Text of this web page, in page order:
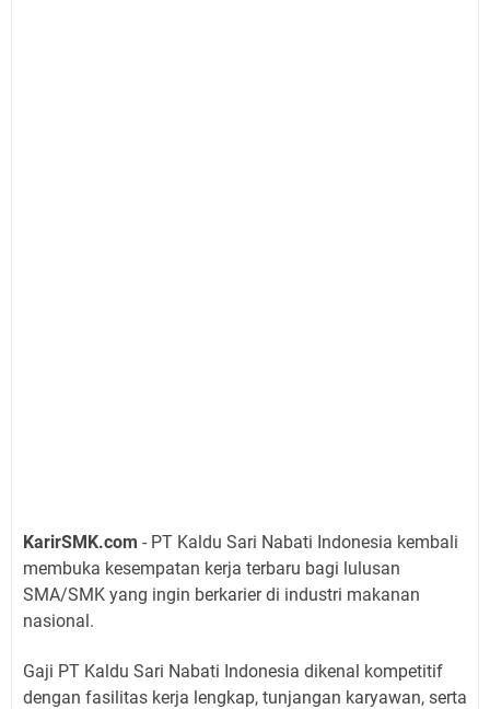
KarirSMK.com - PT Kaldu Sari Nabati Indonesia kembali
membuka kesempatan kerja terbaru bagi lulusan
SMA/SMK yang ingin berkarier di industri makanan
nasional.
Gaji PT Kaldu Sari Nabati Indonesia dikenal kompetitif
dengan fasilitas kerja lengkap, tunjangan karyawan, serta